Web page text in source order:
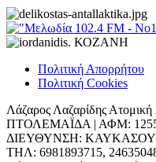
Πολιτική Απορρήτου
Πολιτική Cookies
Λάζαρος Λαζαρίδης
ΠΤΟΛΕΜΑΪΔΑ | ΑΦΜ:
ΔΙΕΥΘΥΝΣΗ: ΚΑΥΚΑΣΟΥ
ΤΗΛ: 6981893715,